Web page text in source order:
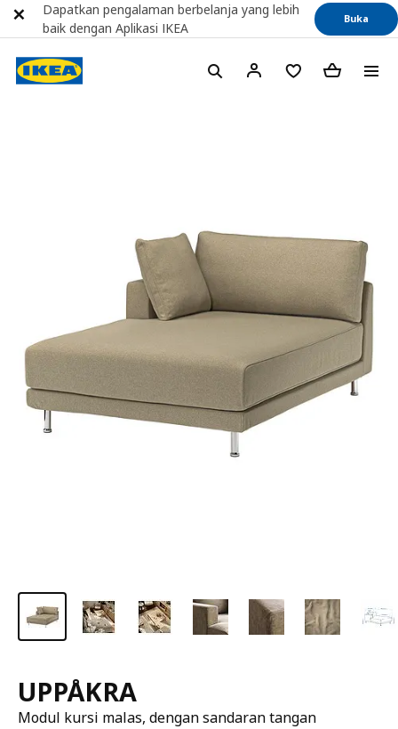
UPPÅKRA
Modul kursi malas, dengan sandaran tangan
Dapatkan pengalaman berbelanja yang lebih
baik dengan Aplikasi IKEA
Buka